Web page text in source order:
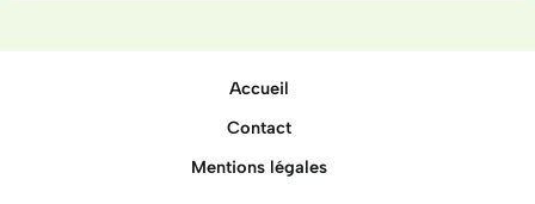
Accueil
Contact
Mentions légales